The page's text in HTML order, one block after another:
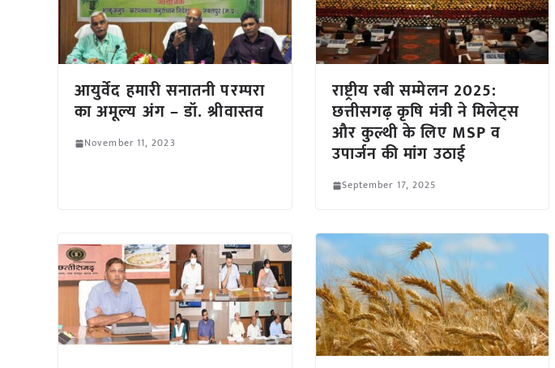
आयुर्वेद हमारी सनातनी परम्परा
का अमूल्य अंग – डॉ. श्रीवास्तव
November 11, 2023
राष्ट्रीय रबी सम्मेलन 2025:
छत्तीसगढ़ कृषि मंत्री ने मिलेट्स
और कुल्थी के लिए MSP व
उपार्जन की मांग उठाई
September 17, 2025